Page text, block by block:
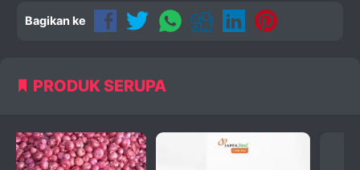
Bagikan ke
PRODUK SERUPA